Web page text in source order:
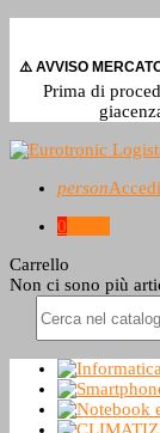
⚠️ AVVISO
Prima di
personAccedi
0
Carrello
Non ci sono più